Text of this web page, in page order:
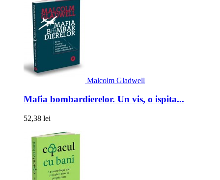
Malcolm Gladwell
Mafia bombardierelor. Un vis, o ispita...
52,38 lei